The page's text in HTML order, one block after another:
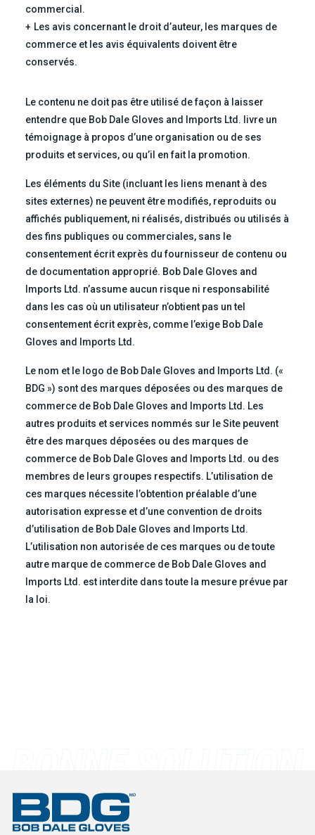
commercial.
Les avis concernant le droit d’auteur, les marques de
commerce et les avis équivalents doivent être
conservés.
Le contenu ne doit pas être utilisé de façon à laisser
entendre que Bob Dale Gloves and Imports Ltd. livre un
témoignage à propos d’une organisation ou de ses
produits et services, ou qu’il en fait la promotion.
Les éléments du Site (incluant les liens menant à des
sites externes) ne peuvent être modifiés, reproduits ou
affichés publiquement, ni réalisés, distribués ou utilisés à
des fins publiques ou commerciales, sans le
consentement écrit exprès du fournisseur de contenu ou
de documentation approprié. Bob Dale Gloves and
Imports Ltd. n’assume aucun risque ni responsabilité
dans les cas où un utilisateur n’obtient pas un tel
consentement écrit exprès, comme l’exige Bob Dale
Gloves and Imports Ltd.
Le nom et le logo de Bob Dale Gloves and Imports Ltd. («
BDG ») sont des marques déposées ou des marques de
commerce de Bob Dale Gloves and Imports Ltd. Les
autres produits et services nommés sur le Site peuvent
être des marques déposées ou des marques de
commerce de Bob Dale Gloves and Imports Ltd. ou des
membres de leurs groupes respectifs. L’utilisation de
ces marques nécessite l’obtention préalable d’une
autorisation expresse et d’une convention de droits
d’utilisation de Bob Dale Gloves and Imports Ltd.
L’utilisation non autorisée de ces marques ou de toute
autre marque de commerce de Bob Dale Gloves and
Imports Ltd. est interdite dans toute la mesure prévue par
la loi.